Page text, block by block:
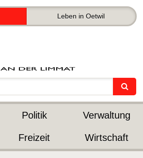
Leben in Oetwil
Politik Verwaltung
Freizeit Wirtschaft